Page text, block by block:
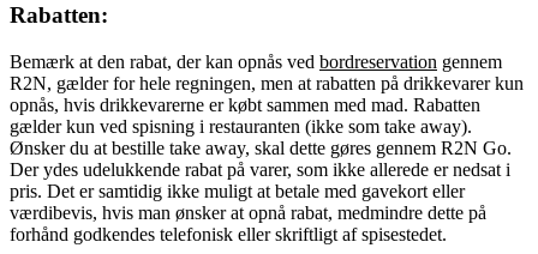
Rabatten:
Bemærk at den rabat, der kan opnås ved bordreservation gennem
R2N, gælder for hele regningen, men at rabatten på drikkevarer kun
opnås, hvis drikkevarerne er købt sammen med mad. Rabatten
gælder kun ved spisning i restauranten (ikke som take away).
Ønsker du at bestille take away, skal dette gøres gennem R2N Go.
Der ydes udelukkende rabat på varer, som ikke allerede er nedsat i
pris. Det er samtidig ikke muligt at betale med gavekort eller
værdibevis, hvis man ønsker at opnå rabat, medmindre dette på
forhånd godkendes telefonisk eller skriftligt af spisestedet.